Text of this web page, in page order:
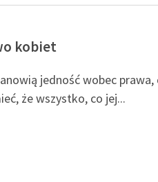
kobiet
jedność wobec prawa,
że wszystko, co jej...